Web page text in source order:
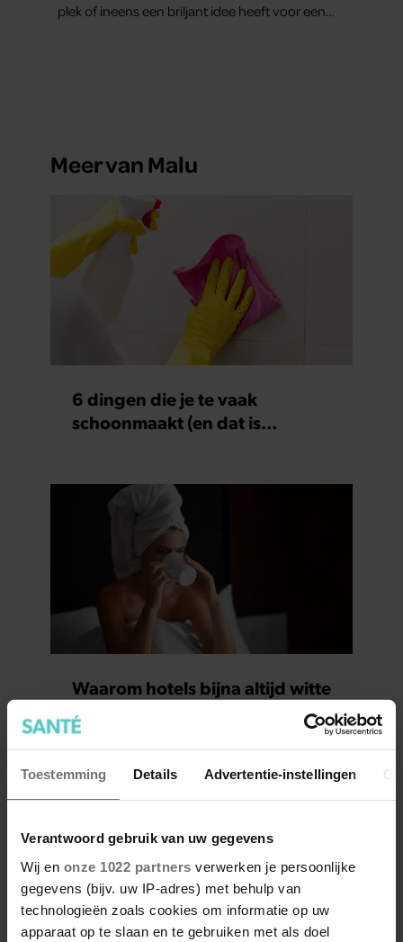
Toestemming Details Advertentie-instellingen
Verantwoord gebruik van uw gegevens
Wij en onze 1022 partners verwerken je persoonlijke
gegevens (bijv. uw IP-adres) met behulp van
technologieën zoals cookies om informatie op uw
apparaat op te slaan en te gebruiken met als doel
plek of ineens een briljant idee heeft voor een
Meer van Malu
6 dingen die je te vaak
schoonmaakt (en dat is
Waarom hotels bijna altijd witte
lakens gebruiken